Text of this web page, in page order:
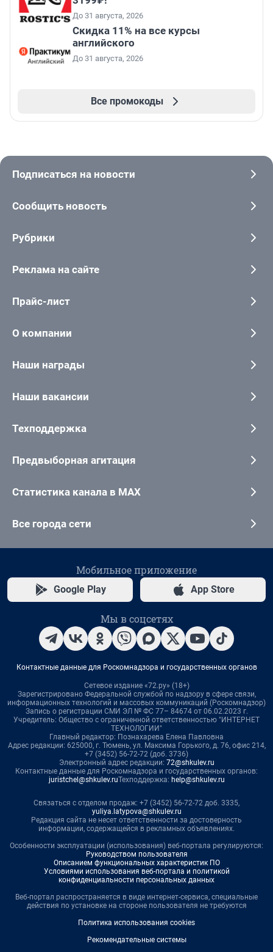
До 31 августа, 2026
Скидка 11% на все курсы
английского
До 31 августа, 2026
Все промокоды
Подписаться на новости
Сообщить новость
Рубрики
Реклама на сайте
Прайс-лист
О компании
Наши награды
Наши вакансии
Техподдержка
Предвыборная агитация
Статистика канала в MAX
Все города сети
Мобильное приложение
Google Play App Store
Мы в соцсетях
Контактные данные для Роскомнадзора и государственных органов
Сетевое издание «72.ру» (18+)
Зарегистрировано Федеральной службой по надзору в сфере связи,
информационных технологий и массовых коммуникаций (Роскомнадзор)
Запись о регистрации СМИ ЭЛ № ФС 77– 84674 от 06.02.2023 г.
Учредитель: Общество с ограниченной ответственностью "ИНТЕРНЕТ
ТЕХНОЛОГИИ"
Главный редактор: Познахарева Елена Павловна
Адрес редакции: 625000, г. Тюмень, ул. Максима Горького, д. 76, офис 214,
+7 (3452) 56-72-72 (доб. 3736)
Электронный адрес редакции: 72@shkulev.ru
Контактные данные для Роскомнадзора и государственных органов:
juristchel@shkulev.ruТехподдержка: help@shkulev.ru
Связаться с отделом продаж: +7 (3452) 56-72-72 доб. 3335,
yuliya.latypova@shkulev.ru
Редакция сайта не несет ответственности за достоверность
информации, содержащейся в рекламных объявлениях.
Особенности эксплуатации (использования) веб-портала регулируются:
Руководством пользователя
Описанием функциональных характеристик ПО
Условиями использования веб-портала и политикой
конфиденциальности персональных данных
Веб-портал распространяется в виде интернет-сервиса, специальные
действия по установке на стороне пользователя не требуются
Политика использования cookies
Рекомендательные системы